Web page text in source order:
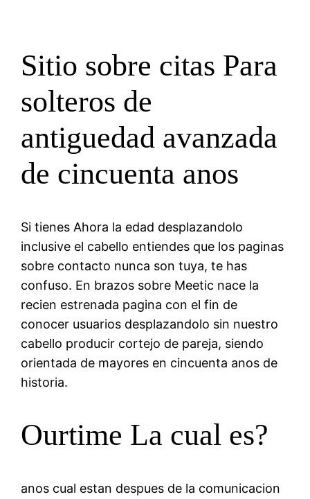
Sitio sobre citas Para
solteros de
antiguedad avanzada
de cincuenta anos
Si tienes Ahora la edad desplazandolo
inclusive el cabello entiendes que los paginas
sobre contacto nunca son tuya, te has
confuso. En brazos sobre Meetic nace la
recien estrenada pagina con el fin de
conocer usuarios desplazandolo sin nuestro
cabello producir cortejo de pareja, siendo
orientada de mayores en cincuenta anos de
historia.
Ourtime La cual es?
anos cual estan despues de la comunicacion